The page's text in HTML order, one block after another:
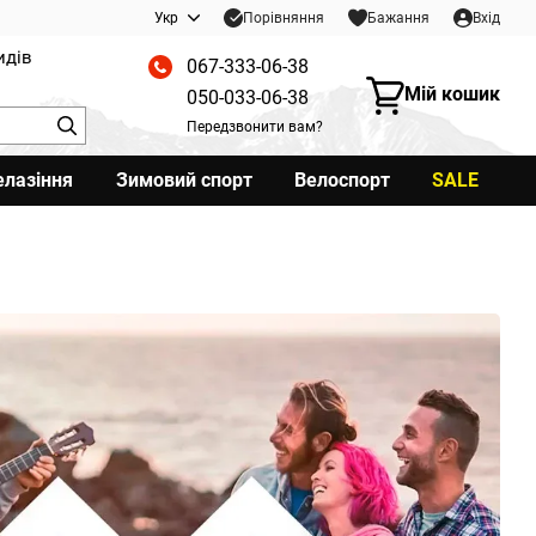
Укр Порівняння Бажання Вхід
067-333-06-38
050-033-06-38
Передзвонити вам?
Мій кошик
Зимовий спорт Велоспорт SALE